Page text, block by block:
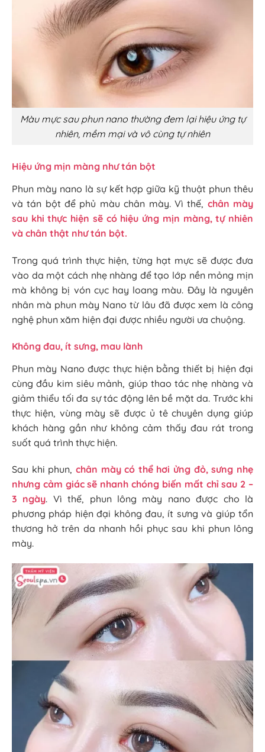
Màu mực sau phun nano thường đem lại hiệu ứng tự
nhiên, mềm mại và vô cùng tự nhiên
Hiệu ứng mịn màng như tán bột
Phun mày nano là sự kết hợp giữa kỹ thuật phun thêu
và tán bột để phủ màu chân mày. Vì thế, chân mày
sau khi thực hiện sẽ có hiệu ứng mịn màng, tự nhiên
và chân thật như tán bột.
Trong quá trình thực hiện, từng hạt mực sẽ được đưa
vào da một cách nhẹ nhàng để tạo lớp nền mỏng mịn
mà không bị vón cục hay loang màu. Đây là nguyên
nhân mà phun mày Nano từ lâu đã được xem là công
nghệ phun xăm hiện đại được nhiều người ưa chuộng.
Không đau, ít sưng, mau lành
Phun mày Nano được thực hiện bằng thiết bị hiện đại
cùng đầu kim siêu mảnh, giúp thao tác nhẹ nhàng và
giảm thiểu tối đa sự tác động lên bề mặt da. Trước khi
thực hiện, vùng mày sẽ được ủ tê chuyên dụng giúp
khách hàng gần như không cảm thấy đau rát trong
suốt quá trình thực hiện.
Sau khi phun, chân mày có thể hơi ửng đỏ, sưng nhẹ
nhưng cảm giác sẽ nhanh chóng biến mất chỉ sau 2 –
3 ngày. Vì thế, phun lông mày nano được cho là
phương pháp hiện đại không đau, ít sưng và giúp tổn
thương hở trên da nhanh hồi phục sau khi phun lông
mày.